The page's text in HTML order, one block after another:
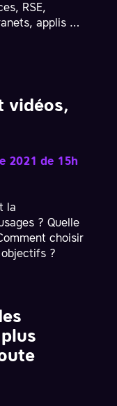
RSE,
applis …
vidéos,
2021 de 15h
la
? Quelle
choisir
?